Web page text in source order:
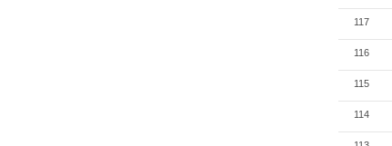
117
116
115
114